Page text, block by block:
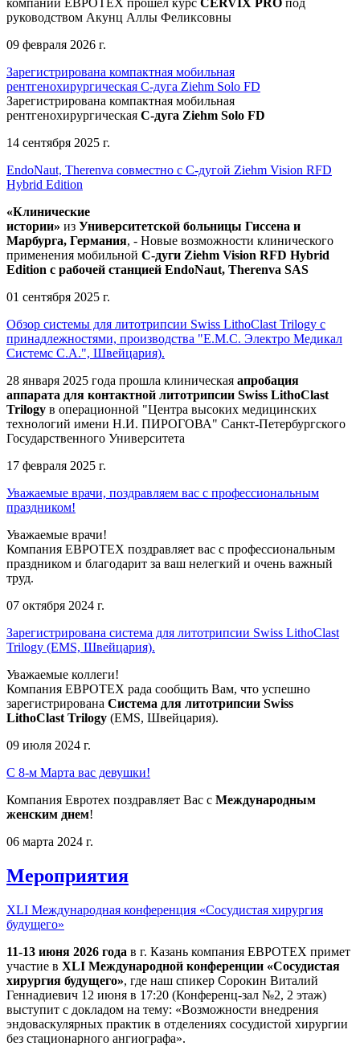
руководством Акунц Аллы Феликсовны
09 февраля 2026 г.
Зарегистрирована компактная мобильная
рентгенохирургическая С-дуга Ziehm Solo FD
Зарегистрирована компактная мобильная
рентгенохирургическая С-дуга Ziehm Solo FD
14 сентября 2025 г.
EndoNaut, Therenva совместно с С-дугой Ziehm Vision RFD
Hybrid Edition
«Клинические
истории» из Университетской больницы Гиссена и
Марбурга, Германия, - Новые возможности клинического
применения мобильной С-дуги Ziehm Vision RFD Hybrid
Edition с рабочей станцией EndoNaut, Therenva SAS
01 сентября 2025 г.
Обзор системы для литотрипсии Swiss LithoClast Trilogy с
принадлежностями, производства "Е.М.С. Электро Медикал
Системс С.А.", Швейцария).
28 января 2025 года прошла клиническая апробация
аппарата для контактной литотрипсии Swiss LithoClast
Trilogy в операционной "Центра высоких медицинских
технологий имени Н.И. ПИРОГОВА" Санкт-Петербургского
Государственного Университета
17 февраля 2025 г.
Уважаемые врачи, поздравляем вас с профессиональным
праздником!
Уважаемые врачи!
Компания ЕВРОТЕХ поздравляет вас с профессиональным
праздником и благодарит за ваш нелегкий и очень важный
труд.
07 октября 2024 г.
Зарегистрирована система для литотрипсии Swiss LithoClast
Trilogy (EMS, Швейцария).
Уважаемые коллеги!
Компания ЕВРОТЕХ рада сообщить Вам, что успешно
зарегистрирована Система для литотрипсии Swiss
LithoClast Trilogy (EMS, Швейцария).
09 июля 2024 г.
С 8-м Марта вас девушки!
Компания Евротех поздравляет Вас с Международным
женским днем!
06 марта 2024 г.
Мероприятия
XLI Международная конференция «Сосудистая хирургия
будущего»
11-13 июня 2026 года в г. Казань компания ЕВРОТЕХ примет
участие в XLI Международной конференции «Сосудистая
хирургия будущего», где наш спикер Сорокин Виталий
Геннадиевич 12 июня в 17:20 (Конференц-зал №2, 2 этаж)
выступит с докладом на тему: «Возможности внедрения
эндоваскулярных практик в отделениях сосудистой хирургии
без стационарного ангиографа».